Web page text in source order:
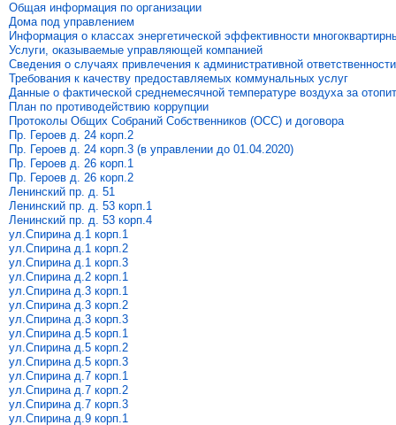
Общая информация по организации
Дома под управлением
Информация о классах энергетической эффективности
Услуги, оказываемые управляющей компанией
Сведения о случаях привлечения к административной ответственности
Требования к качеству предоставляемых коммунальных услуг
Данные о фактической среднемесячной температуре воздуха за
План по противодействию коррупции
Протоколы Общих Собраний Собственников (ОСС) и договора
Пр. Героев д. 24 корп.2
Пр. Героев д. 24 корп.3 (в управлении до 01.04.2020)
Пр. Героев д. 26 корп.1
Пр. Героев д. 26 корп.2
Ленинский пр. д. 51
Ленинский пр. д. 53 корп.1
Ленинский пр. д. 53 корп.4
ул.Спирина д.1 корп.1
ул.Спирина д.1 корп.2
ул.Спирина д.1 корп.3
ул.Спирина д.2 корп.1
ул.Спирина д.3 корп.1
ул.Спирина д.3 корп.2
ул.Спирина д.3 корп.3
ул.Спирина д.5 корп.1
ул.Спирина д.5 корп.2
ул.Спирина д.5 корп.3
ул.Спирина д.7 корп.1
ул.Спирина д.7 корп.2
ул.Спирина д.7 корп.3
ул.Спирина д.9 корп.1